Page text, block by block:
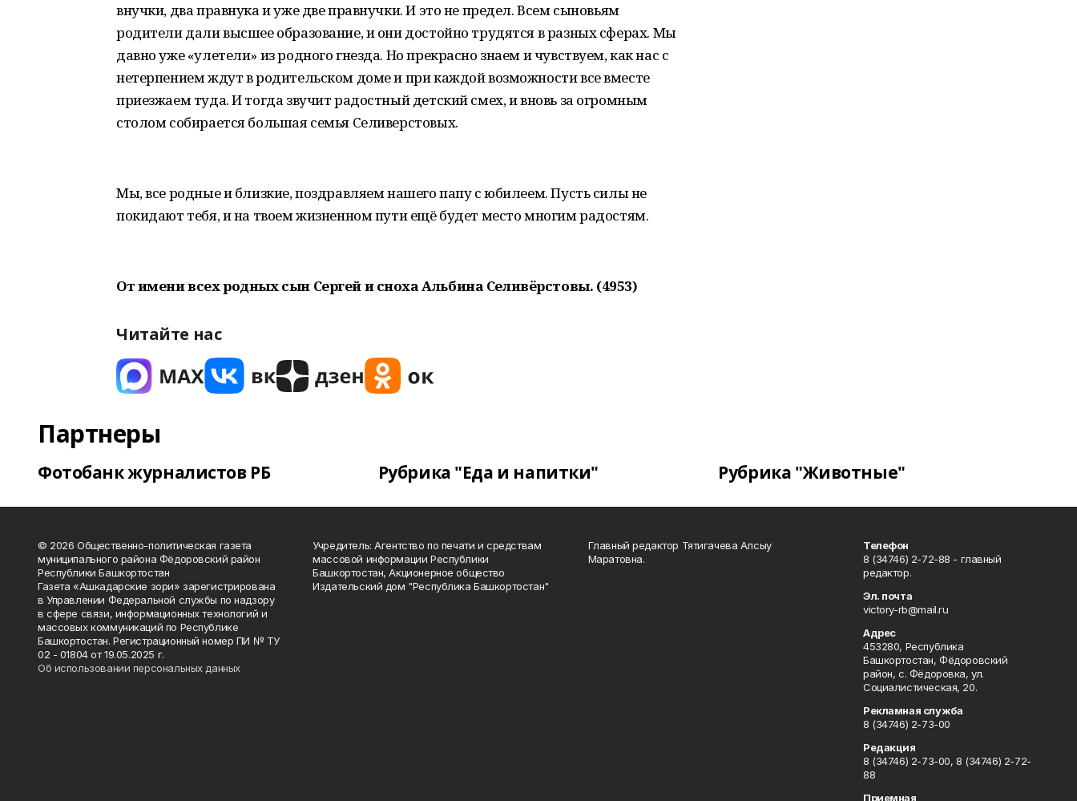
внучки, два правнука и уже две правнучки. И это не предел. Всем сыновьям
родители дали высшее образование, и они достойно трудятся в разных сферах. Мы
давно уже «улетели» из родного гнезда. Но прекрасно знаем и чувствуем, как нас с
нетерпением ждут в родительском доме и при каждой возможности все вместе
приезжаем туда. И тогда звучит радостный детский смех, и вновь за огромным
столом собирается большая семья Селиверстовых.
Мы, все родные и близкие, поздравляем нашего папу с юбилеем. Пусть силы не
покидают тебя, и на твоем жизненном пути ещё будет место многим радостям.
От имени всех родных сын Сергей и сноха Альбина Селивёрстовы. (4953)
Читайте нас
Партнеры
Фотобанк журналистов РБ Рубрика "Еда и напитки" Рубрика "Животные"
© 2026 Общественно-политическая газета
муниципального района Фёдоровский район
Республики Башкортостан
Газета «Ашкадарские зори» зарегистрирована
в Управлении Федеральной службы по надзору
в сфере связи, информационных технологий и
массовых коммуникаций по Республике
Башкортостан. Регистрационный номер ПИ № ТУ
02 - 01804 от 19.05.2025 г.
Об использовании персональных данных
Учредитель: Агентство по печати и средствам
массовой информации Республики
Башкортостан, Акционерное общество
Издательский дом "Республика Башкортостан"
Главный редактор Тятигачева Алсыу
Маратовна.
Телефон
8 (34746) 2-72-88 - главный
редактор.
Эл. почта
victory-rb@mail.ru
Адрес
453280, Республика
Башкортостан, Фёдоровский
район, с. Фёдоровка, ул.
Социалистическая, 20.
Рекламная служба
8 (34746) 2-73-00
Редакция
8 (34746) 2-73-00, 8 (34746) 2-72-
88
Приемная